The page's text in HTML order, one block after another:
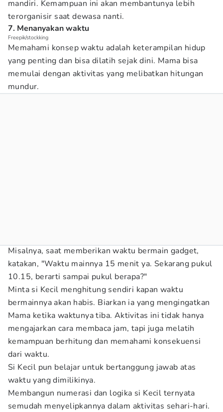
mandiri. Kemampuan ini akan membantunya lebih
terorganisir saat dewasa nanti.
7. Menanyakan waktu
Freepik/stockking
Memahami konsep waktu adalah keterampilan hidup
yang penting dan bisa dilatih sejak dini. Mama bisa
memulai dengan aktivitas yang melibatkan hitungan
mundur.
Misalnya, saat memberikan waktu bermain gadget,
katakan, "Waktu mainnya 15 menit ya. Sekarang pukul
10.15, berarti sampai pukul berapa?"
Minta si Kecil menghitung sendiri kapan waktu
bermainnya akan habis. Biarkan ia yang mengingatkan
Mama ketika waktunya tiba. Aktivitas ini tidak hanya
mengajarkan cara membaca jam, tapi juga melatih
kemampuan berhitung dan memahami konsekuensi
dari waktu.
Si Kecil pun belajar untuk bertanggung jawab atas
waktu yang dimilikinya.
Membangun numerasi dan logika si Kecil ternyata
semudah menyelipkannya dalam aktivitas sehari-hari.